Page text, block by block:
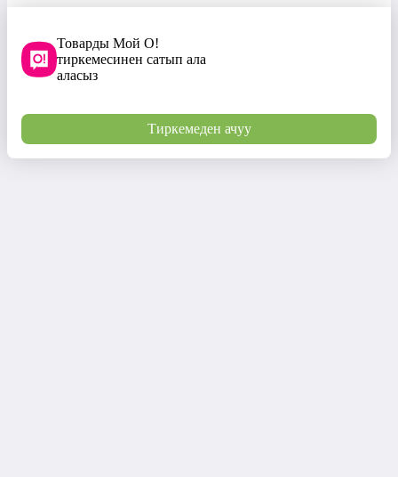
Товарды Мой О!
тиркемесинен сатып ала
аласыз
Тиркемеден ачуу